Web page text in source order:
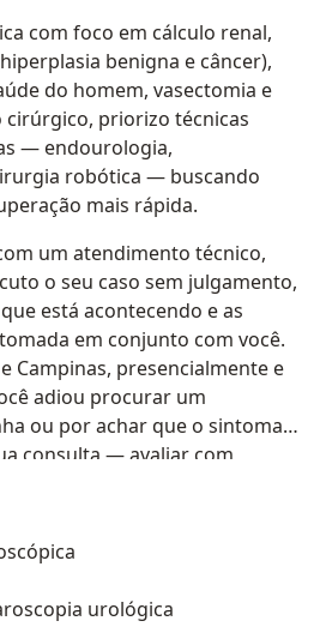
com foco em cálculo renal,
benigna e câncer),
do homem, vasectomia e
priorizo técnicas
— endourologia,
robótica — buscando
mais rápida.
um atendimento técnico,
o seu caso sem julgamento,
está acontecendo e as
em conjunto com você.
Campinas, presencialmente e
adiou procurar um
ou por achar que o sintoma
consulta — avaliar com
passo.
urológica